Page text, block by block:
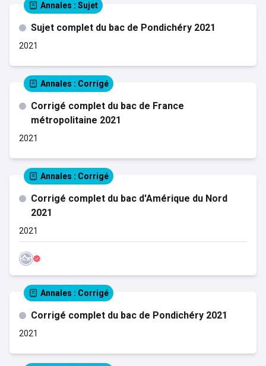
Annales : Sujet
Sujet complet du bac de Pondichéry 2021
2021
Annales : Corrigé
Corrigé complet du bac de France
métropolitaine 2021
2021
Annales : Corrigé
Corrigé complet du bac d'Amérique du Nord
2021
2021
Annales : Corrigé
Corrigé complet du bac de Pondichéry 2021
2021